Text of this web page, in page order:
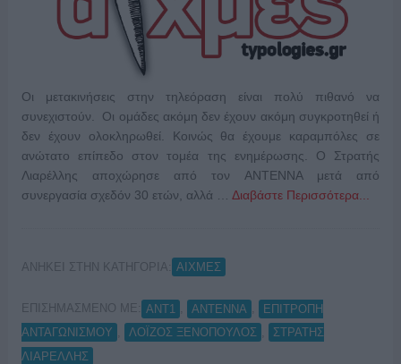
Οι μετακινήσεις στην τηλεόραση είναι πολύ πιθανό να
συνεχιστούν. Οι ομάδες ακόμη δεν έχουν ακόμη συγκροτηθεί ή
δεν έχουν ολοκληρωθεί. Κοινώς θα έχουμε καραμπόλες σε
ανώτατο επίπεδο στον τομέα της ενημέρωσης. Ο Στρατής
Λιαρέλλης αποχώρησε από τον ΑΝΤΕΝΝΑ μετά από
συνεργασία σχεδόν 30 ετών, αλλά … Διαβάστε Περισσότερα...
ΑΝΗΚΕΙ ΣΤΗΝ ΚΑΤΗΓΟΡΙΑ: ΑΙΧΜΕΣ
ΕΠΙΣΗΜΑΣΜΕΝΟ ΜΕ: ANT1 ANTENNA
ΕΠΙΤΡΟΠΗ
ΑΝΤΑΓΩΝΙΣΜΟΥ
ΛΟΪΖΟΣ ΞΕΝΟΠΟΥΛΟΣ
ΣΤΡΑΤΗΣ
ΛΙΑΡΕΛΛΗΣ